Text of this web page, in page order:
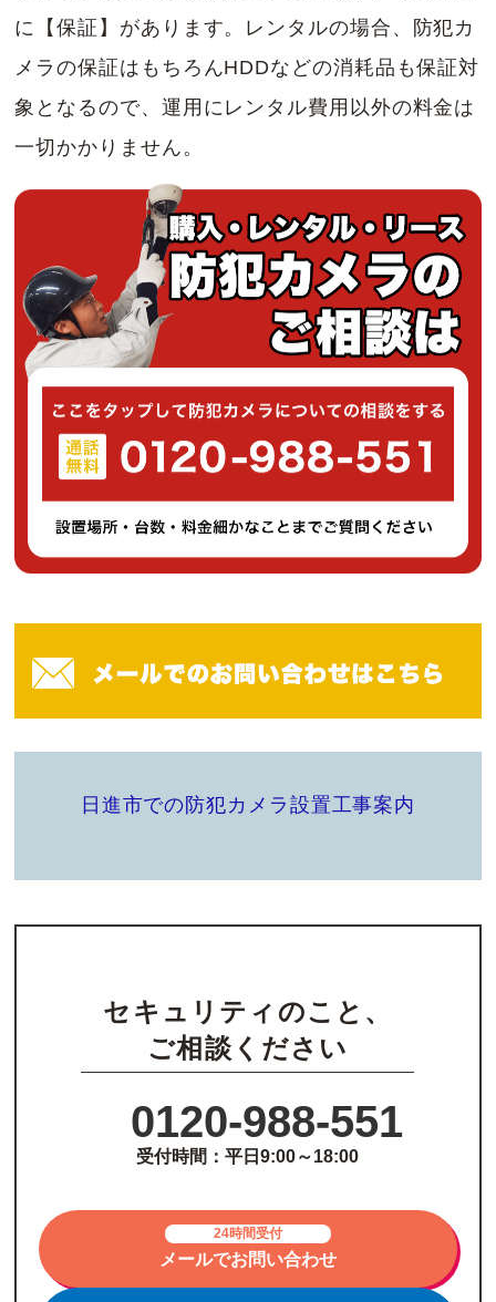
に【保証】があります。レンタルの場合、防犯カ
メラの保証はもちろんHDDなどの消耗品も保証対
象となるので、運用にレンタル費用以外の料金は
一切かかりません。
日進市での防犯カメラ設置工事案内
セキュリティのこと、
ご相談ください
0120-988-551
受付時間：平日9:00～18:00
24時間受付
メールでお問い合わせ